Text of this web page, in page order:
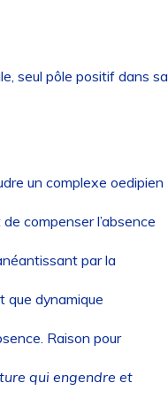
seul pôle positif dans sa
un complexe oedipien
compenser l’absence
par la
que dynamique
Raison pour
qui engendre et